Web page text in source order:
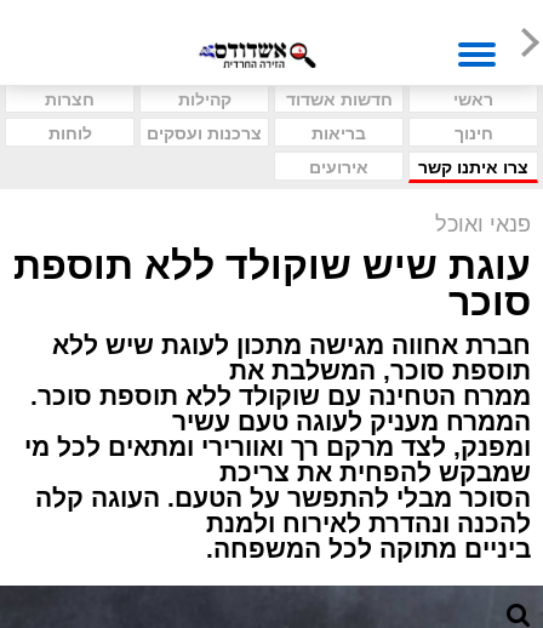
ראשי חדשות אשדוד קהילות
חצרות
חינוך
בריאות צרכנות ועסקים
לוחות
צרו איתנו קשר
אירועים
פנאי ואוכל
עוגת שיש שוקולד ללא תוספת
סוכר
חברת אחווה מגישה מתכון לעוגת שיש ללא
תוספת סוכר, המשלבת את
ממרח הטחינה עם שוקולד ללא תוספת סוכר.
הממרח מעניק לעוגה טעם עשיר
ומפנק, לצד מרקם רך ואוורירי ומתאים לכל מי
שמבקש להפחית את צריכת
הסוכר מבלי להתפשר על הטעם. העוגה קלה
להכנה ונהדרת לאירוח ולמנת
ביניים מתוקה לכל המשפחה.